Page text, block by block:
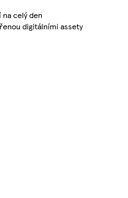
celý den
digitálními assety